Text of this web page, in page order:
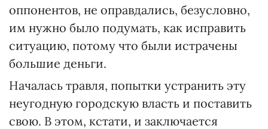
оппонентов, не оправдались, безусловно,
им нужно было подумать, как исправить
ситуацию, потому что были истрачены
большие деньги.
Началась травля, попытки устранить эту
неугодную городскую власть и поставить
свою. В этом, кстати, и заключается